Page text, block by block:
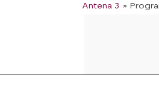
Antena 3 »